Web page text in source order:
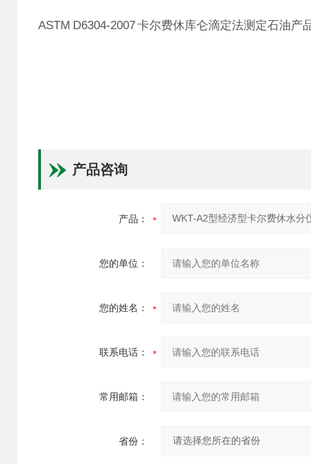
ASTM D6304-2007 卡尔费休库仑滴定法测定石油
产品咨询
产品：
您的单位：
您的姓名：
联系电话：
常用邮箱：
省份：